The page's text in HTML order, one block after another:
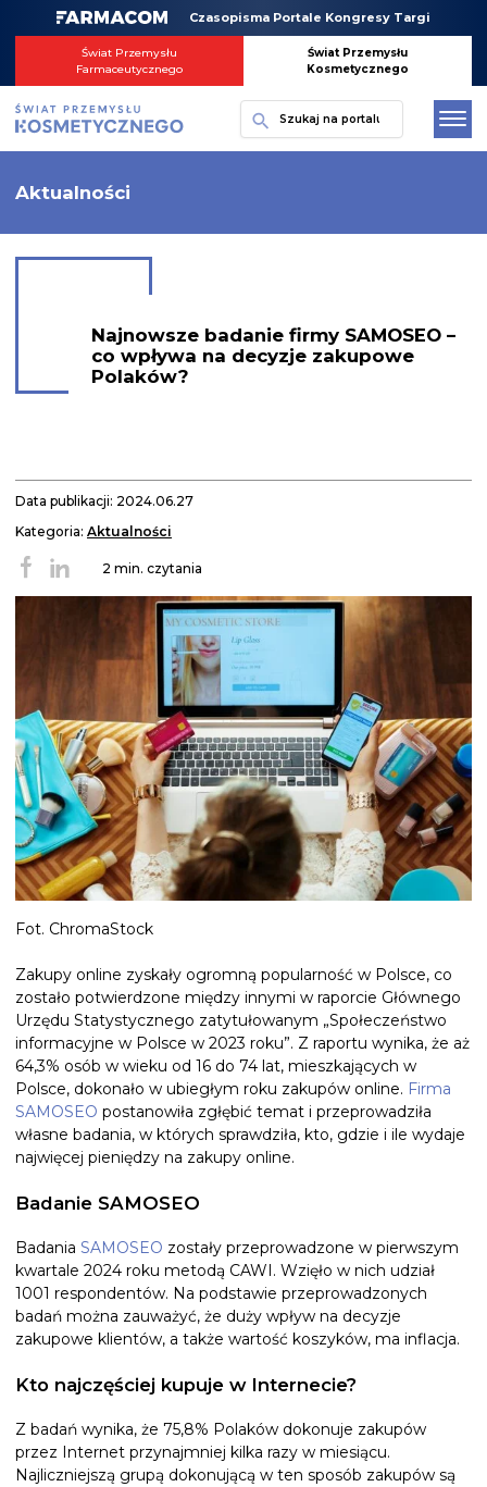
Czasopisma Portale Kongresy Targi
Świat Przemysłu
Farmaceutycznego
Świat Przemysłu
Kosmetycznego
Szukaj
Aktualności
Najnowsze badanie firmy SAMOSEO –
co wpływa na decyzje zakupowe
Polaków?
Data publikacji: 2024.06.27
Kategoria: Aktualności
2 min. czytania
Fot. ChromaStock
Zakupy online zyskały ogromną popularność w Polsce, co
zostało potwierdzone między innymi w raporcie Głównego
Urzędu Statystycznego zatytułowanym „Społeczeństwo
informacyjne w Polsce w 2023 roku”. Z raportu wynika, że aż
64,3% osób w wieku od 16 do 74 lat, mieszkających w
Polsce, dokonało w ubiegłym roku zakupów online. Firma
SAMOSEO postanowiła zgłębić temat i przeprowadziła
własne badania, w których sprawdziła, kto, gdzie i ile wydaje
najwięcej pieniędzy na zakupy online.
Badanie SAMOSEO
Badania SAMOSEO zostały przeprowadzone w pierwszym
kwartale 2024 roku metodą CAWI. Wzięło w nich udział
1001 respondentów. Na podstawie przeprowadzonych
badań można zauważyć, że duży wpływ na decyzje
zakupowe klientów, a także wartość koszyków, ma inflacja.
Kto najczęściej kupuje w Internecie?
Z badań wynika, że 75,8% Polaków dokonuje zakupów
przez Internet przynajmniej kilka razy w miesiącu.
Najliczniejszą grupą dokonującą w ten sposób zakupów są